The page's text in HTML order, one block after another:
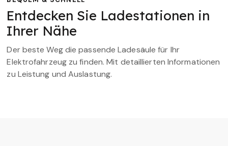
Entdecken Sie Ladestationen in
Ihrer Nähe
Der beste Weg die passende Ladesäule für Ihr
Elektrofahrzeug zu finden. Mit detaillierten Informationen
zu Leistung und Auslastung.